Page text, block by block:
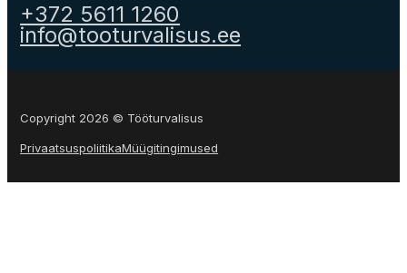
+372 5611 1260
info@tooturvalisus.ee
Copyright 2026 © Tööturvalisus
PrivaatsuspoliitikaMüügitingimused